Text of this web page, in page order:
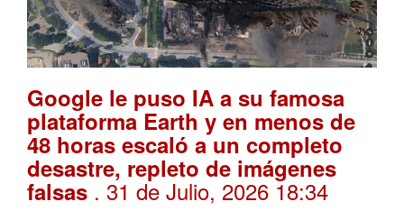
Google le puso IA a su famosa
plataforma Earth y en menos de
48 horas escaló a un completo
desastre, repleto de imágenes
falsas . 31 de Julio, 2026 18:34